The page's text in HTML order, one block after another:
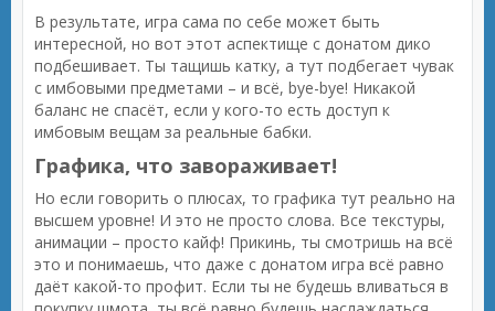
В результате, игра сама по себе может быть
интересной, но вот этот аспектище с донатом дико
подбешивает. Ты тащишь катку, а тут подбегает чувак
с имбовыми предметами – и всё, bye-bye! Никакой
баланс не спасёт, если у кого-то есть доступ к
имбовым вещам за реальные бабки.
Графика, что завораживает!
Но если говорить о плюсах, то графика тут реально на
высшем уровне! И это не просто слова. Все текстуры,
анимации – просто кайф! Прикинь, ты смотришь на всё
это и понимаешь, что даже с донатом игра всё равно
даёт какой-то профит. Если ты не будешь вливаться в